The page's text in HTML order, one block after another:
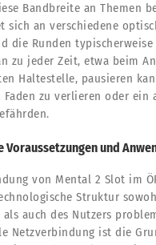
Bandbreite an Themen
sich an verschiedene
die Runden typischerweise
zu jeder Zeit, etwa beim
Haltestelle, pausieren
zu verlieren oder ein
Voraussetzungen und
von Mental 2 Slot im
Struktur
als auch des Nutzers
Netzverbindung ist die